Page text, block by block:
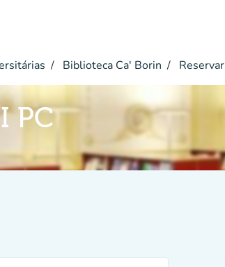
Biblioteca Ca' Borin Reservar
PC